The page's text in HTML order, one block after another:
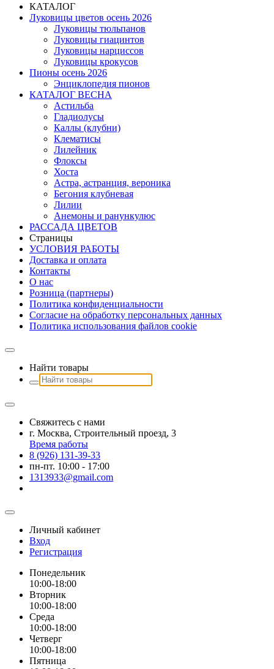
КАТАЛОГ
Луковицы цветов осень 2026
Луковицы тюльпанов
Луковицы гиацинтов
Луковицы нарциссов
Луковицы крокусов
Пионы осень 2026
Энциклопедия пионов
КАТАЛОГ ВЕСНА
Астильба
Гладиолусы
Каллы (клубни)
Клематисы
Лилейник
Флоксы
Хоста
Астра, астранция, вероника
Бегония клубневая
Лилии
Анемоны и ранункулюс
РАССАДА ЦВЕТОВ
Страницы
УСЛОВИЯ РАБОТЫ
Доставка и оплата
Контакты
О наc
Розница (партнеры)
Политика конфиденциальности
Согласие на обработку персональных данных
Политика использования файлов сookie
Найти товары
Свяжитесь с нами
г. Москва, Строительный проезд, 3
Время работы
8 (926) 131-39-33
пн-пт. 10:00 - 17:00
1313933@gmail.com
Личный кабинет
Вход
Регистрация
Понедельник
10:00-18:00
Вторник
10:00-18:00
Среда
10:00-18:00
Четверг
10:00-18:00
Пятница